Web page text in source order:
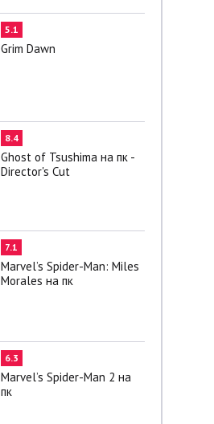
5.1
Grim Dawn
8.4
Ghost of Tsushima на пк -
Director's Cut
7.1
Marvel’s Spider-Man: Miles
Morales на пк
6.3
Marvel’s Spider-Man 2 на
пк